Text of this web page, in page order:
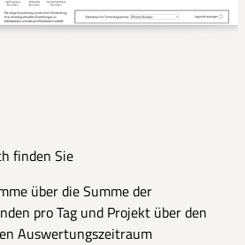
finden Sie
über die Summe der
pro Tag und Projekt über den
Auswertungszeitraum